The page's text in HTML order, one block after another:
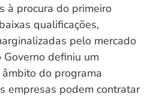
à procura do primeiro
qualificações,
pelo mercado
Governo definiu um
do programa
empresas podem contratar